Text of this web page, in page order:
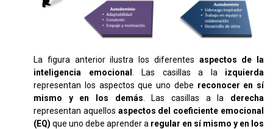
La figura anterior ilustra los diferentes aspectos de la
inteligencia emocional
. Las casillas a la izquierda
representan los aspectos que uno debe reconocer en sí
mismo y en los demás . Las casillas a la derecha
representan aquellos aspectos del coeficiente emocional
(EQ) que uno debe aprender a regular en sí mismo y en los